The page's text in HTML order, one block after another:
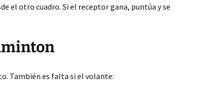
el otro cuadro. Si el receptor gana, puntúa y se
También es falta si el volante: